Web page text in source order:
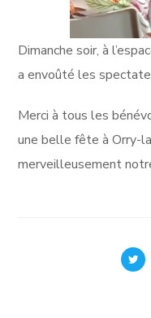
Dimanche soir, à
a envoûté les
Merci à tous les
une belle fête à Orry-
merveilleusement